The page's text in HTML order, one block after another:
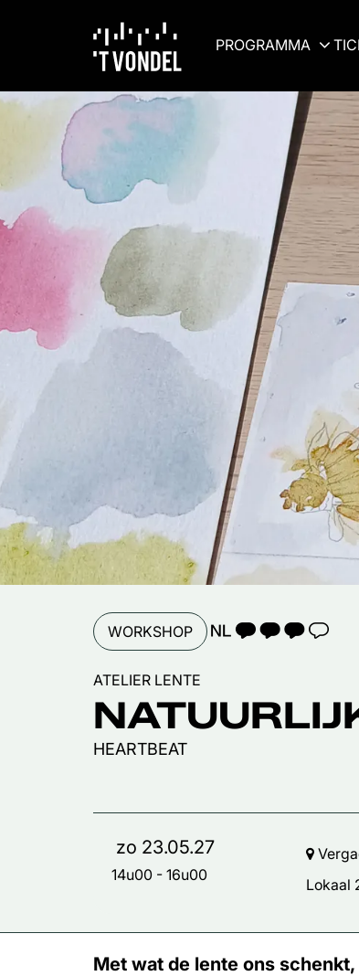
PROGRAMMA
WORKSHOP TAALICOON 3
HEARTBEAT
ATELIER LENTE
zo 23.05.27
14u00 - 16u00
Lokaal
Met wat de lente ons